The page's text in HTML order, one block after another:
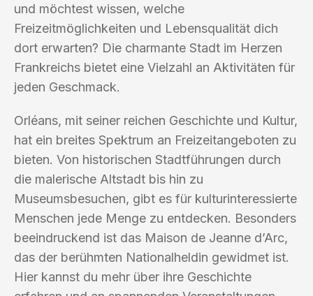
und möchtest wissen, welche
Freizeitmöglichkeiten und Lebensqualität dich
dort erwarten? Die charmante Stadt im Herzen
Frankreichs bietet eine Vielzahl an Aktivitäten für
jeden Geschmack.
Orléans, mit seiner reichen Geschichte und Kultur,
hat ein breites Spektrum an Freizeitangeboten zu
bieten. Von historischen Stadtführungen durch
die malerische Altstadt bis hin zu
Museumsbesuchen, gibt es für kulturinteressierte
Menschen jede Menge zu entdecken. Besonders
beeindruckend ist das Maison de Jeanne d’Arc,
das der berühmten Nationalheldin gewidmet ist.
Hier kannst du mehr über ihre Geschichte